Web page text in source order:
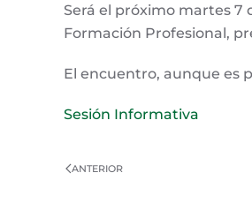
Será el próximo martes 7
Formación Profesional,
El encuentro, aunque es
Sesión Informativa
ANTERIOR